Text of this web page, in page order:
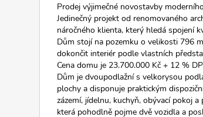
Prodej výjimečné novostavby
Jedinečný projekt od renomovaného
náročného klienta, který hledá spojení
Dům stojí na pozemku o velikosti 796
dokončit interiér podle vlastních
Cena domu je 23.700.000 Kč + 12 %
Dům je dvoupodlažní s velkorysou
plochy a disponuje praktickým
zázemí, jídelnu, kuchyň, obývací pokoj
která pohodlně pojme dvě vozidla a